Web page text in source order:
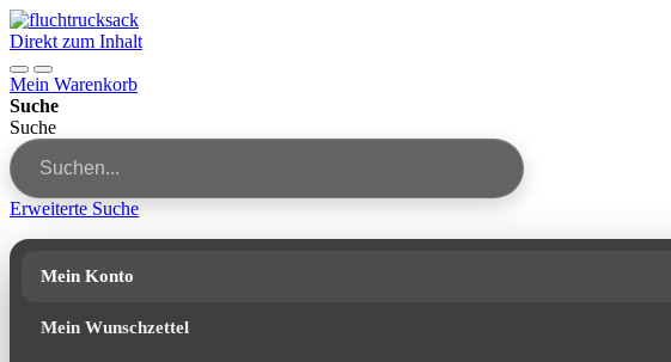
Direkt zum Inhalt
Mein Warenkorb
Suche
Suche
Erweiterte Suche
Mein Konto
Mein Wunschzettel